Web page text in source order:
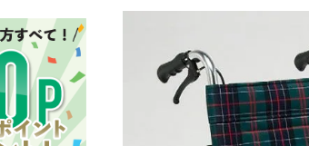
ア
消毒剤 消毒機器
冷・温感パップ用品／軟
物理療法